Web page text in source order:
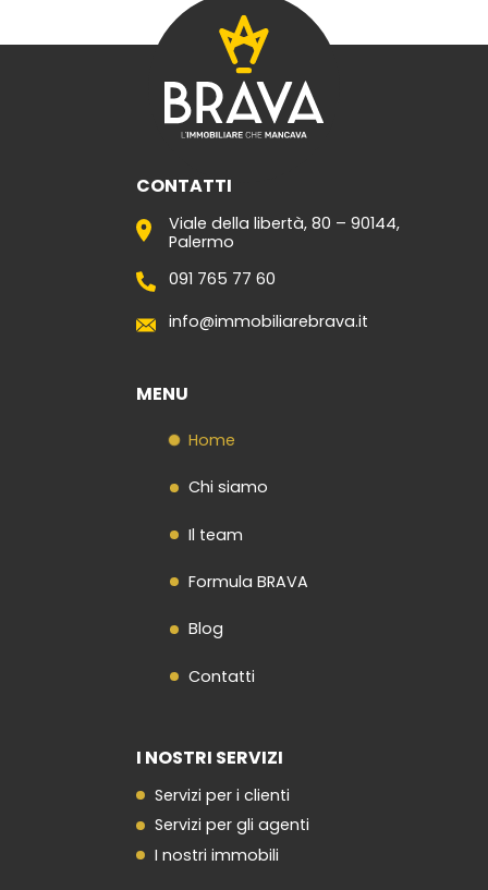
CONTATTI
Viale della libertà, 80 – 90144,
Palermo
091 765 77 60
info@immobiliarebrava.it
MENU
Home
Chi siamo
Il team
Formula BRAVA
Blog
Contatti
I NOSTRI SERVIZI
Servizi per i clienti
Servizi per gli agenti
I nostri immobili